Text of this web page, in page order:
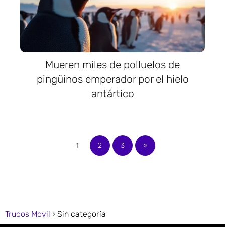
Mueren miles de polluelos de
pingüinos emperador por el hielo
antártico
1 2 3 »
Trucos Movil Sin categoría